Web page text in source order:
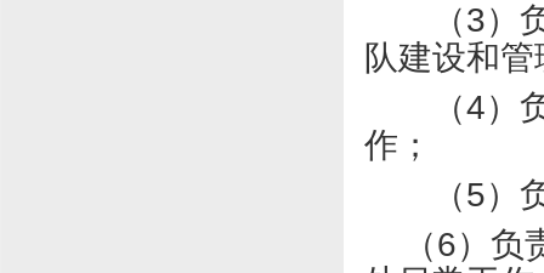
（3）
队建设和
（4）
作；
（5）
（6）负